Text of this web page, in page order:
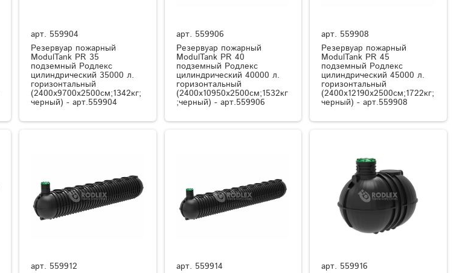
арт. 559904
Резервуар пожарный
ModulTank PR 35
подземный Родлекс
цилиндрический 35000 л.
горизонтальный
(2400x9700x2500см;1342кг;
черный) - арт.559904
арт. 559906
Резервуар пожарный
ModulTank PR 40
подземный Родлекс
цилиндрический 40000 л.
горизонтальный
(2400x10950x2500см;1532кг
;черный) - арт.559906
арт. 559908
Резервуар пожарный
ModulTank PR 45
подземный Родлекс
цилиндрический 45000 л.
горизонтальный
(2400x12190x2500см;1722кг;
черный) - арт.559908
арт. 559912
арт. 559914
арт. 559916